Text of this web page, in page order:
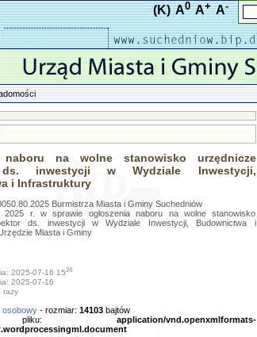
(K) A0 A+ A-
naboru na wolne stanowisko urzędnicze
ds. inwestycji w Wydziale Inwestycji,
i Infrastruktury
Burmistrza Miasta i Gminy Suchedniów
r. w sprawie ogłoszenia naboru na wolne stanowisko
ds. inwestycji w Wydziale Inwestycji, Budownictwa i
Miasta i Gminy
2025-07-16 1524
2025-07-16
razy
osobowy- rozmiar: 14103bajtów
pliku: application/vnd.openxmlformats-